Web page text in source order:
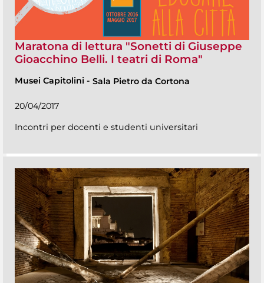
Maratona di lettura "Sonetti di Giuseppe
Gioacchino Belli. I teatri di Roma"
Musei Capitolini - Sala Pietro da Cortona
20/04/2017
Incontri per docenti e studenti universitari